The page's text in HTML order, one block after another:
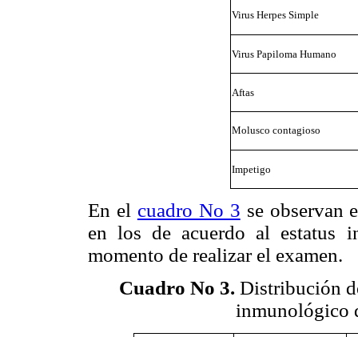
Virus Herpes Simple
Virus Papiloma Humano
Aftas
Molusco contagioso
Impetigo
En el cuadro No 3 se observan
en los de acuerdo al estatus
momento de realizar el examen.
Cuadro No 3. Distribución
inmunológico